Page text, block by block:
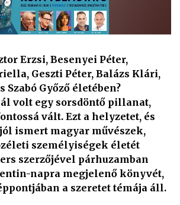
Erzsi, Besenyei Péter,
Geszti Péter, Balázs Klári,
Szabó Győző életében?
volt egy sorsdöntő pillanat,
vált. Ezt a helyzetet, és
ismert magyar művészek,
személyiségek életét
szerzőjével párhuzamban
napra megjelenő könyvét,
a szeretet témája áll.